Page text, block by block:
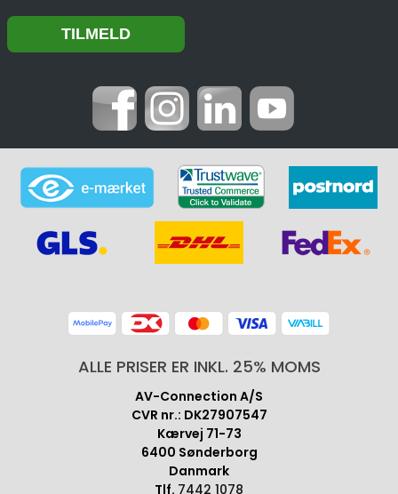
ALLE PRISER ER INKL. 25% MOMS
AV-Connection A/S
CVR nr.: DK27907547
Kærvej 71-73
6400 Sønderborg
Danmark
Tlf. 7442 1078